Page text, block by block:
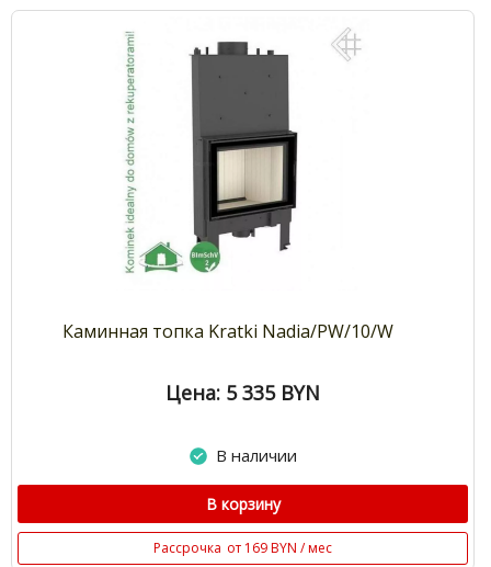
Каминная топка Kratki Nadia/PW/10/W
Цена: 5 335 BYN
В наличии
В корзину
Рассрочка от 169 BYN / мес